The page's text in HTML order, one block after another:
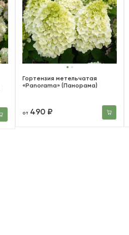
Гортензия метельчатая
«Panorama» (Панорама)
от 490 ₽